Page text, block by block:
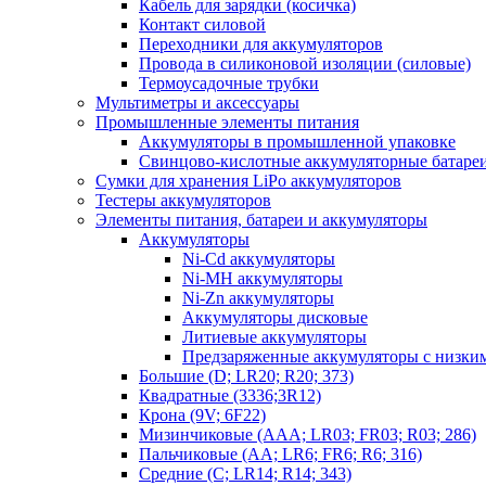
Кабель для зарядки (косичка)
Контакт силовой
Переходники для аккумуляторов
Провода в силиконовой изоляции (силовые)
Термоусадочные трубки
Мультиметры и аксессуары
Промышленные элементы питания
Аккумуляторы в промышленной упаковке
Свинцово-кислотные аккумуляторные
Сумки для хранения LiPo аккумуляторов
Тестеры аккумуляторов
Элементы питания, батареи и аккумуляторы
Аккумуляторы
Ni-Cd аккумуляторы
Ni-MH аккумуляторы
Ni-Zn аккумуляторы
Аккумуляторы дисковые
Литиевые аккумуляторы
Предзаряженные аккумуляторы с
Большие (D; LR20; R20; 373)
Квадратные (3336;3R12)
Крона (9V; 6F22)
Мизинчиковые (AAA; LR03; FR03; R03; 286)
Пальчиковые (AA; LR6; FR6; R6; 316)
Средние (C; LR14; R14; 343)